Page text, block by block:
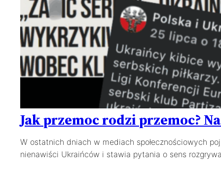
Jak przemoc rodzi przemoc?
W ostatnich dniach w mediach społecznościowych
nienawiści Ukraińców i stawia pytania o sens